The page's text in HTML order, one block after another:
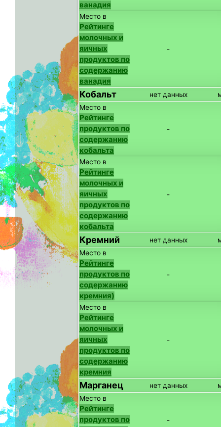
ванадия
Место в
Рейтинге
молочных и
яичных
продуктов по
содержанию
ванадия
-
Кобальт нет данных
Место в
Рейтинге
продуктов по
содержанию
кобальта
-
Место в
Рейтинге
молочных и
яичных
продуктов по
содержанию
кобальта
-
Кремний нет данных
Место в
Рейтинге
продуктов по
содержанию
кремния)
-
Место в
Рейтинге
молочных и
яичных
продуктов по
содержанию
кремния
-
Марганец нет данных
Место в
Рейтинге
продуктов по
-